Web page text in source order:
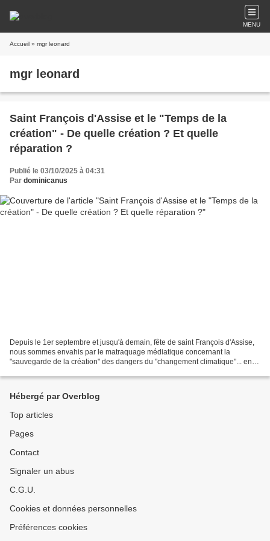
MENU
Accueil » mgr leonard
mgr leonard
Saint François d'Assise et le "Temps de la
création" - De quelle création ? Et quelle
réparation ?
Publié le 03/10/2025 à 04:31
Par dominicanus
Depuis le 1er septembre et jusqu'à demain, fête de saint François d'Assise,
nous sommes envahis par le matraquage médiatique concernant la
"sauvegarde de la création" des dangers du "changement climatique"... en
Hébergé par Overblog
Top articles
Pages
Contact
Signaler un abus
C.G.U.
Cookies et données personnelles
Préférences cookies